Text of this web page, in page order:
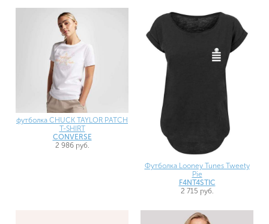
футболка CHUCK TAYLOR PATCH
T-SHIRT
CONVERSE
2 986 руб.
Футболка Looney Tunes Tweety
Pie
F4NT4STIC
2 715 руб.